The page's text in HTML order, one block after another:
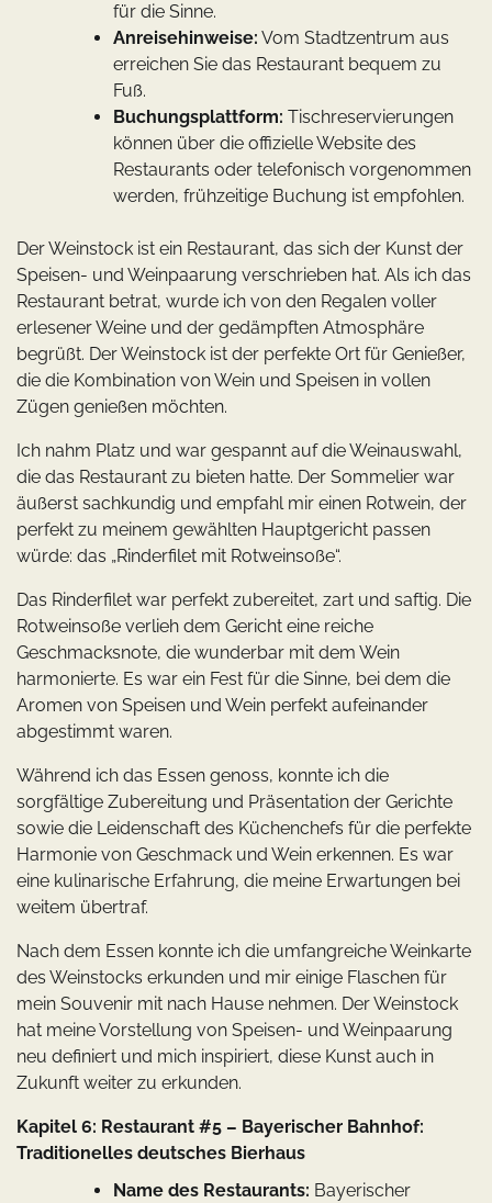
für die Sinne.
Anreisehinweise: Vom Stadtzentrum aus
erreichen Sie das Restaurant bequem zu
Fuß.
Buchungsplattform: Tischreservierungen
können über die offizielle Website des
Restaurants oder telefonisch vorgenommen
werden, frühzeitige Buchung ist empfohlen.
Der Weinstock ist ein Restaurant, das sich der Kunst der
Speisen- und Weinpaarung verschrieben hat. Als ich das
Restaurant betrat, wurde ich von den Regalen voller
erlesener Weine und der gedämpften Atmosphäre
begrüßt. Der Weinstock ist der perfekte Ort für Genießer,
die die Kombination von Wein und Speisen in vollen
Zügen genießen möchten.
Ich nahm Platz und war gespannt auf die Weinauswahl,
die das Restaurant zu bieten hatte. Der Sommelier war
äußerst sachkundig und empfahl mir einen Rotwein, der
perfekt zu meinem gewählten Hauptgericht passen
würde: das „Rinderfilet mit Rotweinsoße“.
Das Rinderfilet war perfekt zubereitet, zart und saftig. Die
Rotweinsoße verlieh dem Gericht eine reiche
Geschmacksnote, die wunderbar mit dem Wein
harmonierte. Es war ein Fest für die Sinne, bei dem die
Aromen von Speisen und Wein perfekt aufeinander
abgestimmt waren.
Während ich das Essen genoss, konnte ich die
sorgfältige Zubereitung und Präsentation der Gerichte
sowie die Leidenschaft des Küchenchefs für die perfekte
Harmonie von Geschmack und Wein erkennen. Es war
eine kulinarische Erfahrung, die meine Erwartungen bei
weitem übertraf.
Nach dem Essen konnte ich die umfangreiche Weinkarte
des Weinstocks erkunden und mir einige Flaschen für
mein Souvenir mit nach Hause nehmen. Der Weinstock
hat meine Vorstellung von Speisen- und Weinpaarung
neu definiert und mich inspiriert, diese Kunst auch in
Zukunft weiter zu erkunden.
Kapitel 6: Restaurant #5 – Bayerischer Bahnhof:
Traditionelles deutsches Bierhaus
Name des Restaurants: Bayerischer